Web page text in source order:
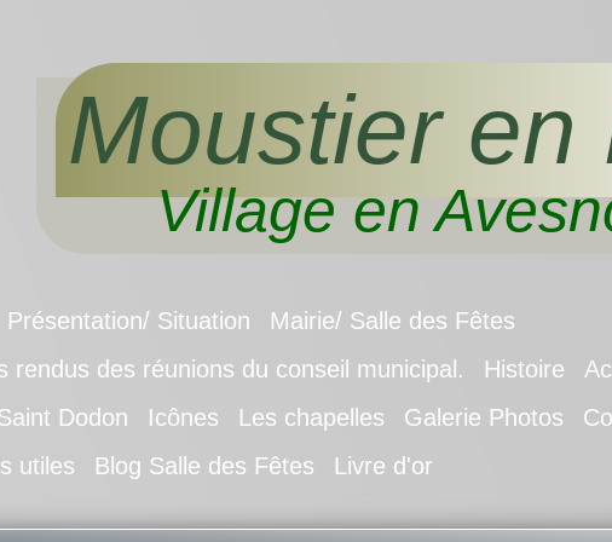
Moustier en
Village en
Présentation/ Situation
Mairie/ Salle des Fêtes
rendus des réunions du conseil municipal.
Histoire
Dodon
Icônes Les chapelles Galerie Photos
utiles
Blog Salle des Fêtes Livre d'or